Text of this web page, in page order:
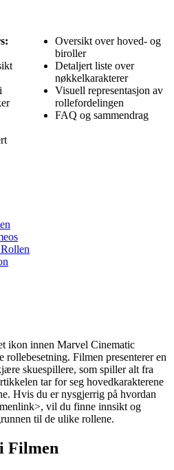
Oversikt over hoved- og
biroller
Detaljert liste over
nøkkelkarakterer
Visuell representasjon av
rollefordelingen
FAQ og sammendrag
ikon innen Marvel Cinematic
rollebesetning. Filmen presenterer en
skuespillere, som spiller alt fra
tar for seg hovedkarakterene
Hvis du er nysgjerrig på hvordan
link>, vil du finne innsikt og
til de ulike rollene.
Filmen